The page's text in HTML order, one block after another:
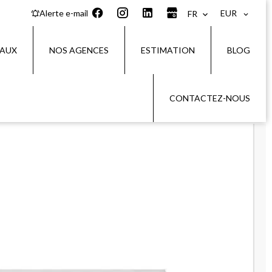
Alerte e-mail FR EUR
NOS AGENCES ESTIMATION BLOG
CONTACTEZ-NOUS